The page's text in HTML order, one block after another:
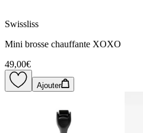
Swissliss
Mini brosse chauffante XOXO
49,00€
Ajouter